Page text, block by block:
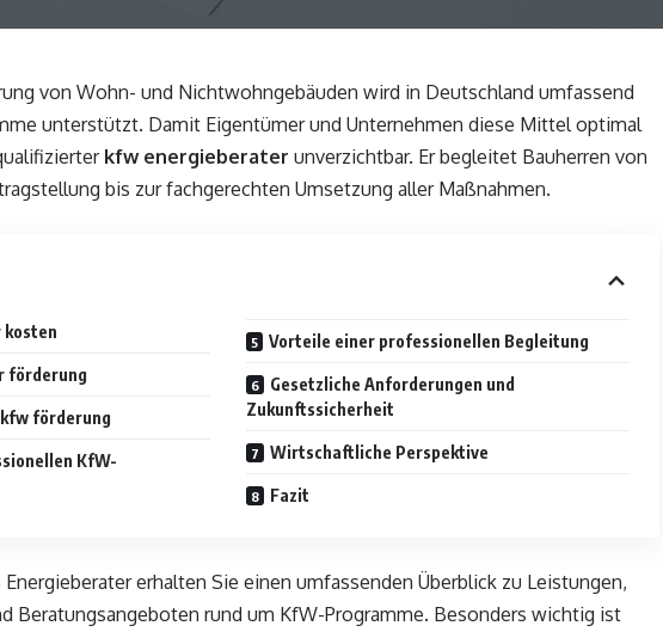
von Wohn- und Nichtwohngebäuden wird in Deutschland umfassend
unterstützt. Damit Eigentümer und Unternehmen diese Mittel optimal
kfw energieberater unverzichtbar. Er begleitet Bauherren von
bis zur fachgerechten Umsetzung aller Maßnahmen.
förderung
förderung
KfW-
Vorteile einer professionellen Begleitung
Gesetzliche Anforderungen und
Zukunftssicherheit
Wirtschaftliche Perspektive
Fazit
erhalten Sie einen umfassenden Überblick zu Leistungen,
Beratungsangeboten rund um KfW-Programme. Besonders wichtig ist